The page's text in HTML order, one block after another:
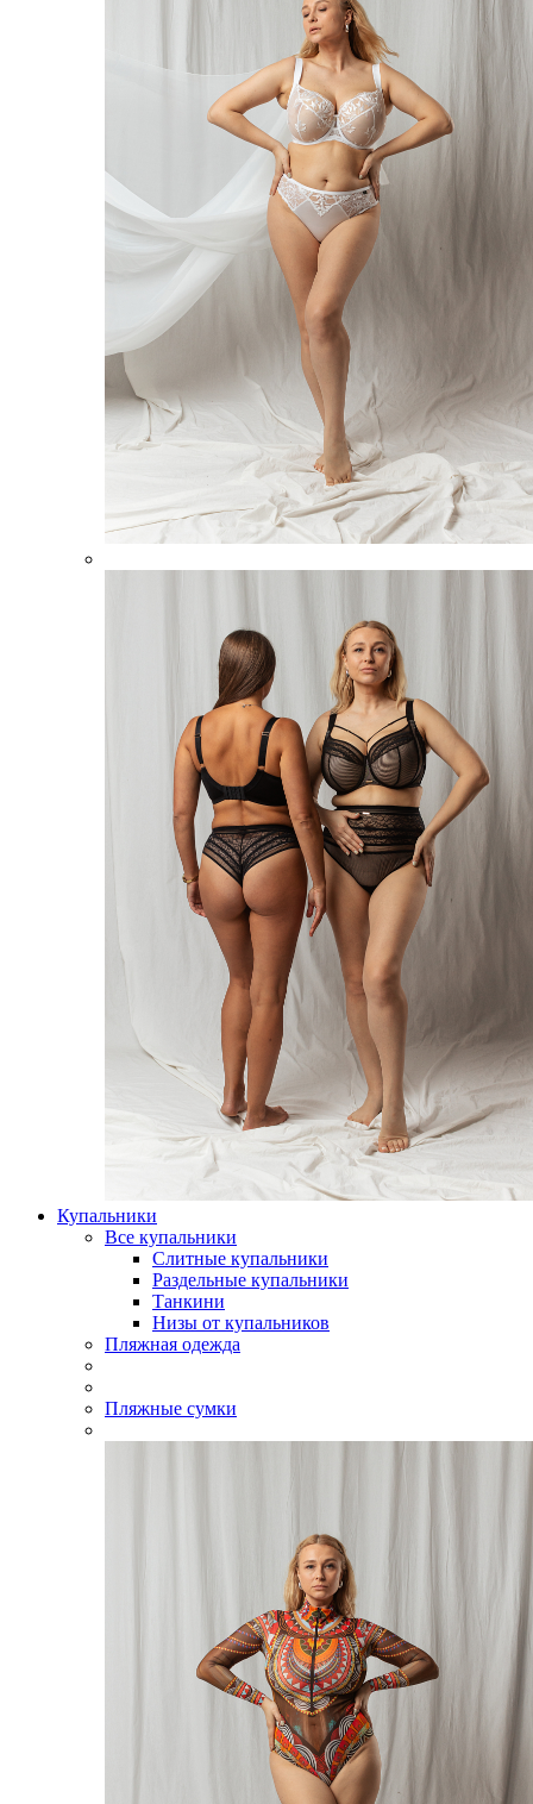
Купальники
Все купальники
Слитные купальники
Раздельные купальники
Танкини
Низы от купальников
Пляжная одежда
Пляжные сумки